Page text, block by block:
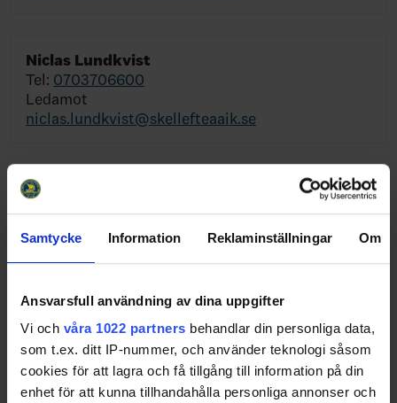
Samtycke Information Reklaminställningar Om
Ansvarsfull användning av dina uppgifter
Vi och våra 1022 partners behandlar din personliga data,
som t.ex. ditt IP-nummer, och använder teknologi såsom
cookies för att lagra och få tillgång till information på din
enhet för att kunna tillhandahålla personliga annonser och
Niclas Lundkvist
Tel: 0703706600
Ledamot
niclas.lundkvist@skellefteaaik.se
Björn Liljander
Tel:0734320095
Ledamot
bjorn.liljander@hv71.se
Jesper Ollas
Tel:0706564915
Ledamot
jesper.ollas@leksandsif.se